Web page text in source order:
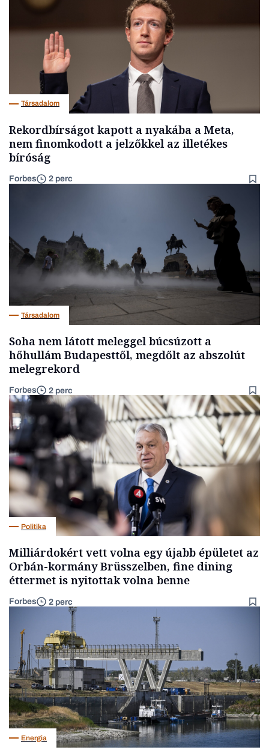
Társadalom
Rekordbírságot kapott a nyakába a Meta,
nem finomkodott a jelzőkkel az illetékes
bíróság
Forbes 2 perc
Társadalom
Soha nem látott meleggel búcsúzott a
hőhullám Budapesttől, megdőlt az abszolút
melegrekord
Forbes 2 perc
Politika
Milliárdokért vett volna egy újabb épületet az
Orbán-kormány Brüsszelben, fine dining
éttermet is nyitottak volna benne
Forbes 2 perc
Energia